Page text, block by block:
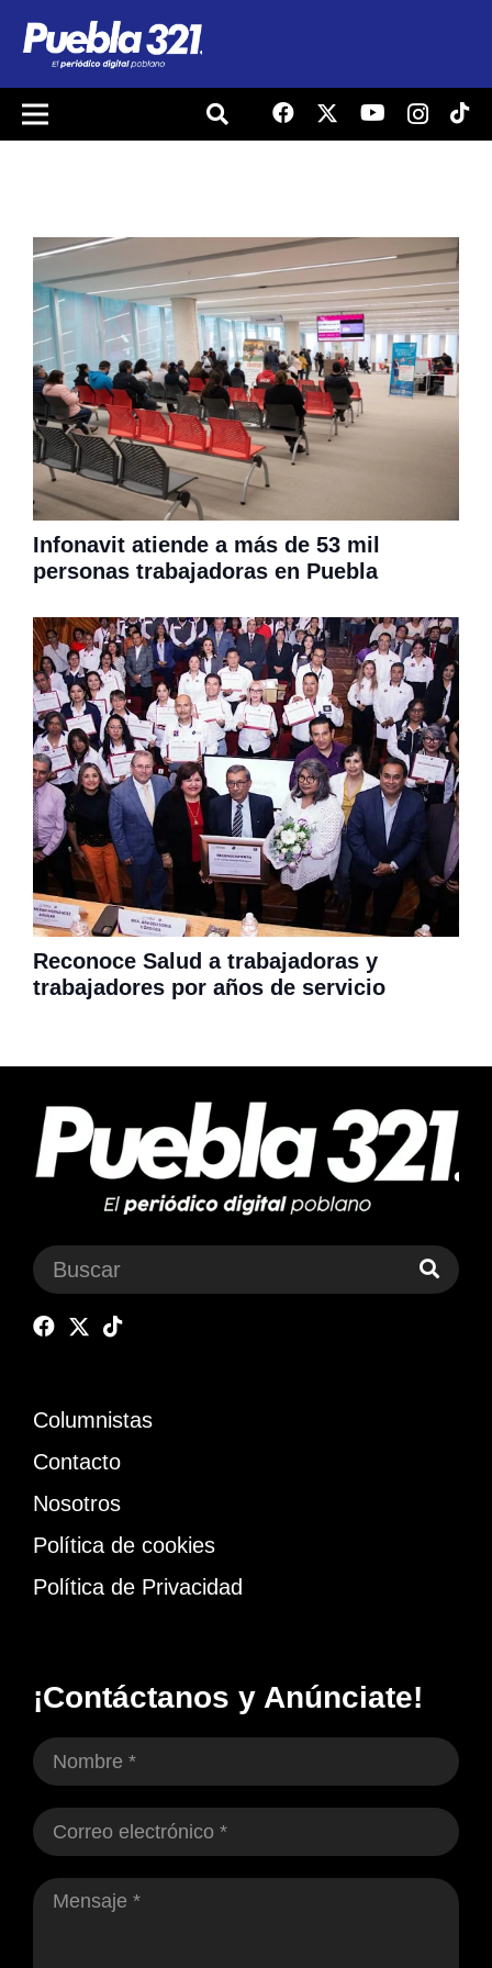
Infonavit atiende a más de 53 mil
personas trabajadoras en Puebla
Reconoce Salud a trabajadoras y
trabajadores por años de servicio
Columnistas
Contacto
Nosotros
Política de cookies
Política de Privacidad
¡Contáctanos y Anúnciate!